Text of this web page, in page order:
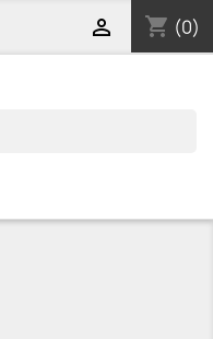
shopping_cart (0)
